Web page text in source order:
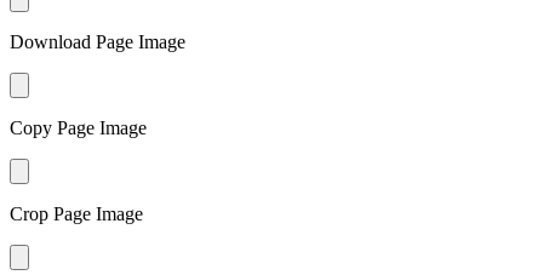
Download Page Image
Copy Page Image
Crop Page Image